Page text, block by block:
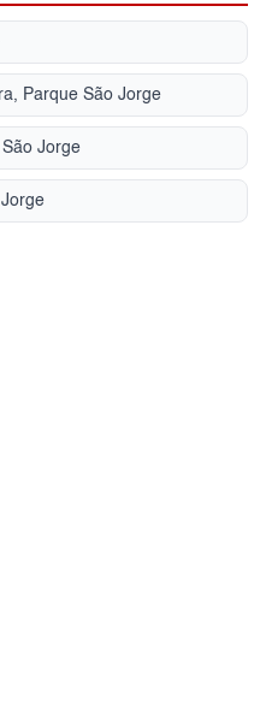
Parque São Jorge
Jorge